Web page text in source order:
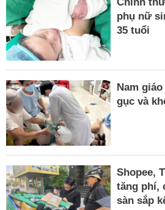
phụ nữ
35 tuổi
Nam
gục và
Shopee,
tăng phí,
sàn sắp